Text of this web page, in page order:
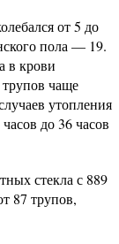
от 5 до
пола — 19.
в крови
чаще
утопления
до 36 часов
стекла с 889
87 трупов,